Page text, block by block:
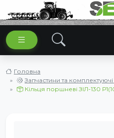
Головна
Запчастини та комплектуючі
Кільця поршневі ЗІЛ-130